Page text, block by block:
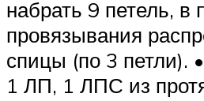
набрать 9 петель, в
провязывания
спицы (по 3 петли).
1 ЛП, 1 ЛПС из